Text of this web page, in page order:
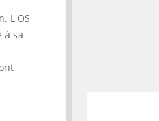
L'OS
à sa